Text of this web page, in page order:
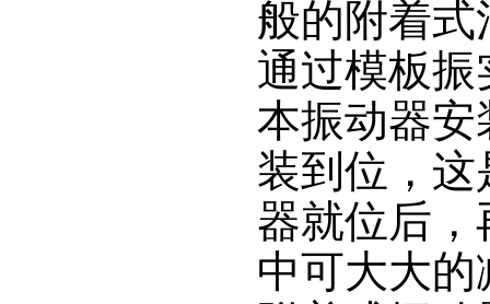
般的附着
通过模板
本振动器安
装到位，
器就位后
中可大大